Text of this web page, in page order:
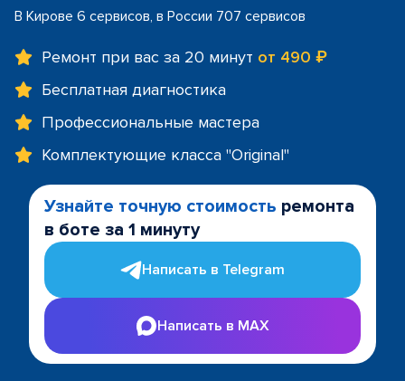
В Кирове 6 сервисов, в России 707 сервисов
Ремонт при вас за 20 минут от 490 ₽
Бесплатная диагностика
Профессиональные мастера
Комплектующие класса "Original"
Узнайте точную стоимость ремонта
в боте за 1 минуту
Написать в Telegram
Написать в MAX